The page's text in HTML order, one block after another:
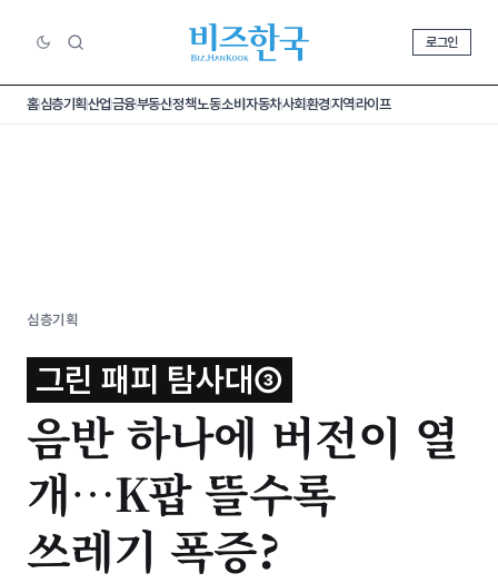
로그인
홈심층기획산업금융부동산정책노동소비 자동차사회환경지역라이프
심층기획
그린 패피 탐사대③
음반 하나에 버전이 열
개…K팝 뜰수록
쓰레기 폭증?